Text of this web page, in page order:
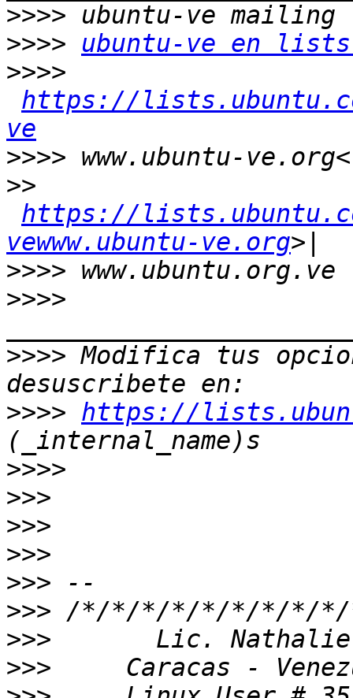
>>>>
>>>>
ubuntu-ve en
>>>>
https://
ve
>>>>
>>
https://
vewww.ubuntu-ve.org
>>>>
>>>>
>>>> Modifica tus
>>>> https://
>>>>
>>>
>>>
>>>
>>>
>>>
>>>
>>>